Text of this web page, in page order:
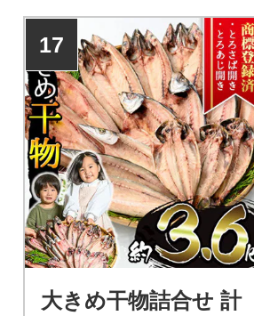
17
大きめ干物詰合せ 計